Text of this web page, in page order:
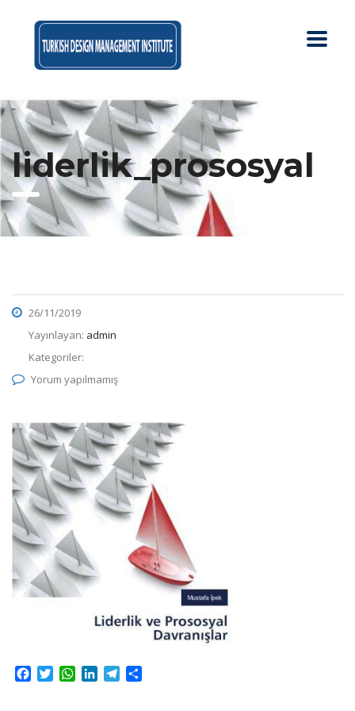
liderlik_prososyal
26/11/2019
Yayınlayan: admin
Kategoriler:
Yorum yapılmamış
Facebook
TwitterWhatsApp
LinkedInTelegram